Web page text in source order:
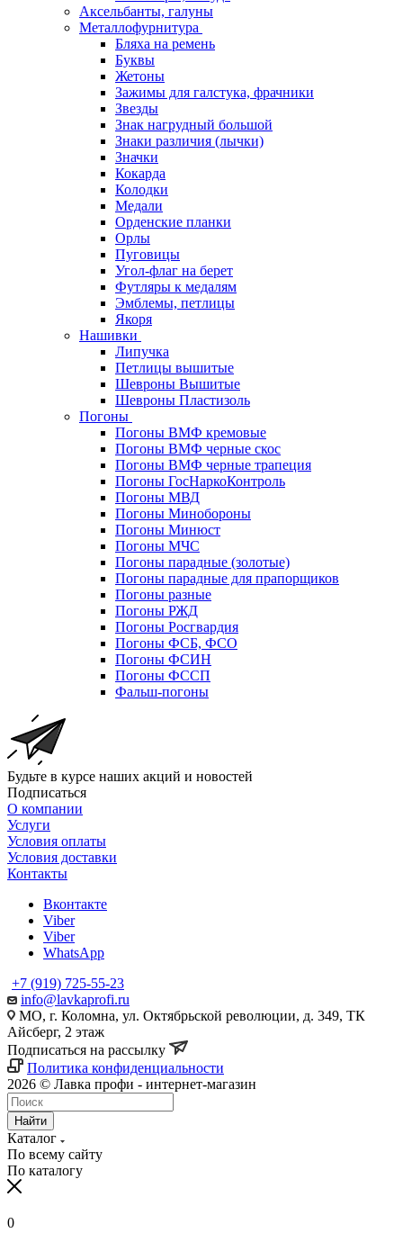
Аксельбанты, галуны
Металлофурнитура
Бляха на ремень
Буквы
Жетоны
Зажимы для галстука, фрачники
Звезды
Знак нагрудный большой
Знаки различия (лычки)
Значки
Кокарда
Колодки
Медали
Орденские планки
Орлы
Пуговицы
Угол-флаг на берет
Футляры к медалям
Эмблемы, петлицы
Якоря
Нашивки
Липучка
Петлицы вышитые
Шевроны Вышитые
Шевроны Пластизоль
Погоны
Погоны ВМФ кремовые
Погоны ВМФ черные скос
Погоны ВМФ черные трапеция
Погоны ГосНаркоКонтроль
Погоны МВД
Погоны Минобороны
Погоны Минюст
Погоны МЧС
Погоны парадные (золотые)
Погоны парадные для прапорщиков
Погоны разные
Погоны РЖД
Погоны Росгвардия
Погоны ФСБ, ФСО
Погоны ФСИН
Погоны ФССП
Фальш-погоны
Будьте в курсе наших акций и новостей
Подписаться
О компании
Услуги
Условия оплаты
Условия доставки
Контакты
Вконтакте
Viber
Viber
WhatsApp
+7 (919) 725-55-23
info@lavkaprofi.ru
МО, г. Коломна, ул. Октябрьской революции, д. 349, ТК
Айсберг, 2 этаж
Подписаться на рассылку
Политика конфиденциальности
2026 © Лавка профи - интернет-магазин
Найти
Каталог
По всему сайту
По каталогу
0